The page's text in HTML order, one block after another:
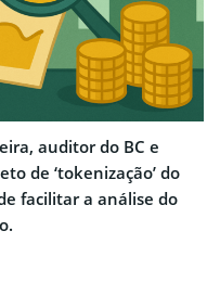
auditor do BC e
de ‘tokenização’ do
facilitar a análise do